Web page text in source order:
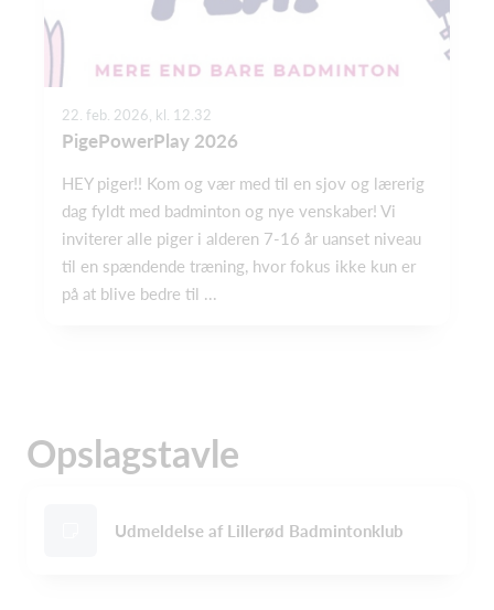
22. feb. 2026, kl. 12.32
PigePowerPlay 2026
HEY piger!! Kom og vær med til en sjov og lærerig
dag fyldt med badminton og nye venskaber! Vi
inviterer alle piger i alderen 7-16 år uanset niveau
til en spændende træning, hvor fokus ikke kun er
på at blive bedre til ...
Opslagstavle
Udmeldelse af Lillerød Badmintonklub